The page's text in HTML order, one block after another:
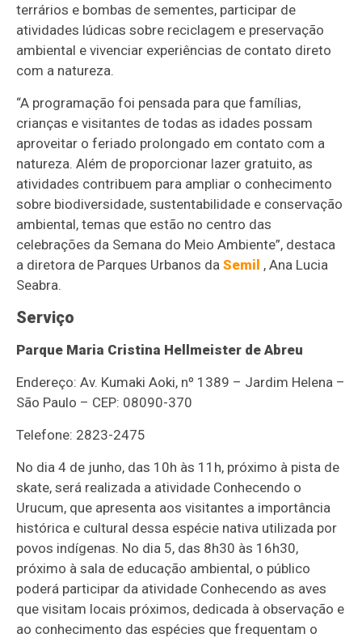
terrários e bombas de sementes, participar de
atividades lúdicas sobre reciclagem e preservação
ambiental e vivenciar experiências de contato direto
com a natureza.
“A programação foi pensada para que famílias,
crianças e visitantes de todas as idades possam
aproveitar o feriado prolongado em contato com a
natureza. Além de proporcionar lazer gratuito, as
atividades contribuem para ampliar o conhecimento
sobre biodiversidade, sustentabilidade e conservação
ambiental, temas que estão no centro das
celebrações da Semana do Meio Ambiente”, destaca
a diretora de Parques Urbanos daSemil , Ana Lucia
Seabra.
Serviço
Parque Maria Cristina Hellmeister de Abreu
Endereço: Av. Kumaki Aoki, nº 1389 – Jardim Helena –
São Paulo – CEP: 08090-370
Telefone: 2823-2475
No dia 4 de junho, das 10h às 11h, próximo à pista de
skate, será realizada a atividade Conhecendo o
Urucum, que apresenta aos visitantes a importância
histórica e cultural dessa espécie nativa utilizada por
povos indígenas. No dia 5, das 8h30 às 16h30,
próximo à sala de educação ambiental, o público
poderá participar da atividade Conhecendo as aves
que visitam locais próximos, dedicada à observação e
ao conhecimento das espécies que frequentam o